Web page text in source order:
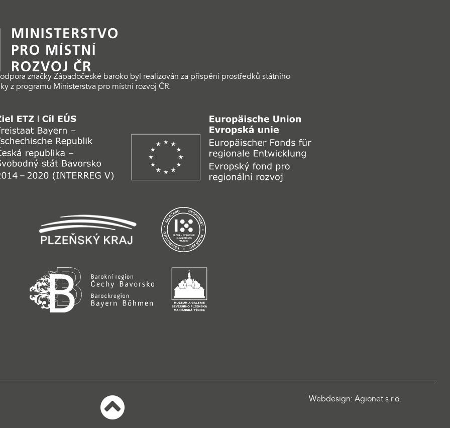
značky Západočeské baroko byl realizován za přispění prostředků státního
z programu Ministerstva pro místní rozvoj ČR.
Webdesign: Agionet s.r.o.